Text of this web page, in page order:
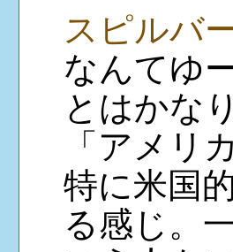
スピルバ
なんてゆ
とはかな
「アメリ
特に米国
る感じ。